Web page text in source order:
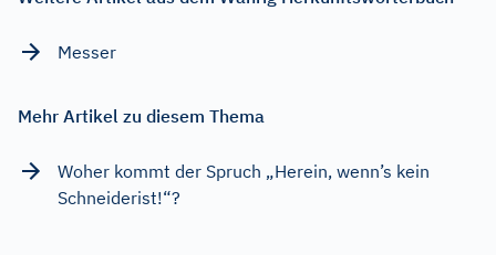
Messer
Mehr Artikel zu diesem Thema
Woher kommt der Spruch „Herein, wenn’s kein
Schneiderist!“?